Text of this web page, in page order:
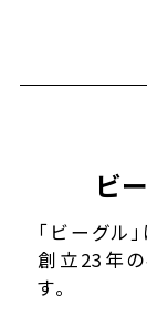
ビ
「ビーグル
創立23年
す。